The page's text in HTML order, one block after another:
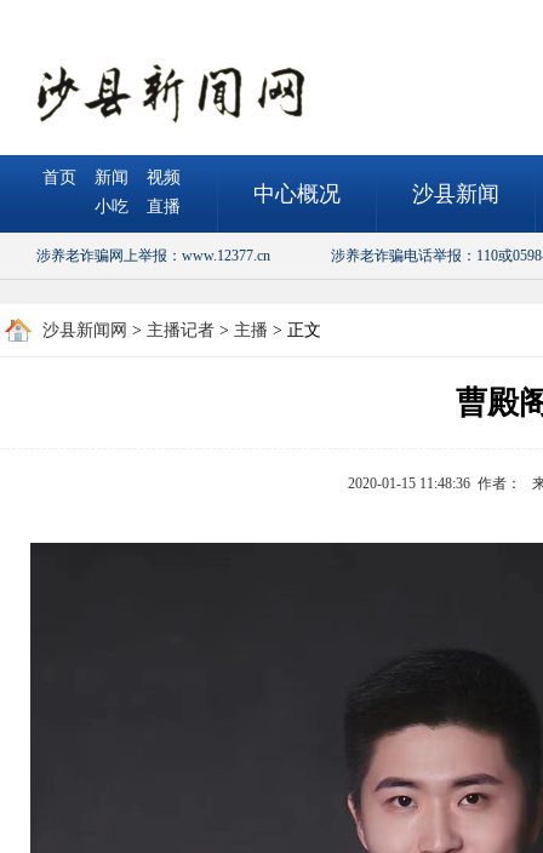
首页
新闻
小吃
视频
直播
中心概况 沙县新闻
涉养老诈骗网上举报：www.12377.cn 涉养老诈骗电话举报：110或
沙县新闻网 > 主播记者 > 主播 > 正文
曹殿
2020-01-15 11:48:36 作者：